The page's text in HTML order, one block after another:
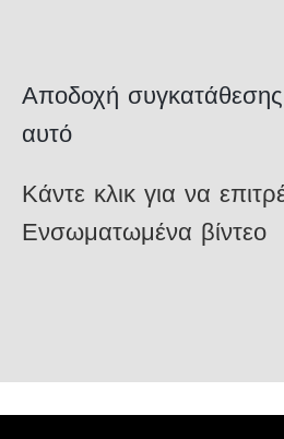
Αποδοχή συγκατάθεσης
αυτό
Κάντε κλικ για να
Ενσωματωμένα βίντεο